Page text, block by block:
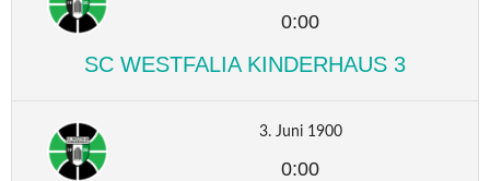
0:00
SC WESTFALIA KINDERHAUS 3
3. Juni 1900
0:00